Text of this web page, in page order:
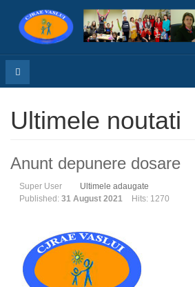
Ultimele noutati
Anunt depunere dosare
Super User
Ultimele adaugate
Published: 31 August 2021 Hits: 1270